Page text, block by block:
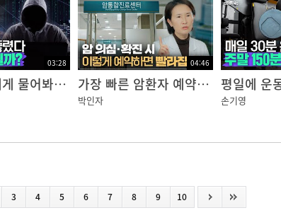
03:28
아플 때 AI에게 물어봐도 괜찮을까? GPT-5도 뚫린 충격적인 실험 결과｜건강잡학사전
04:46
가장 빠른 암환자 예약·진료 시스템, 패스트트랙 - 첫 진료부터 수술까지 기간 단축
박인자 손기영
3 4 5 6 7 8 9 10